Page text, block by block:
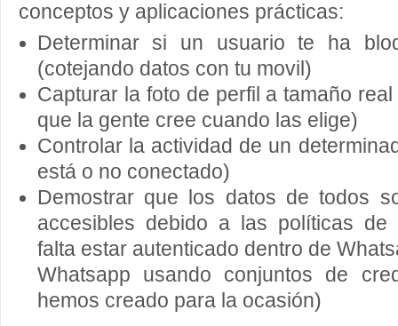
conceptos y aplicaciones prácticas:
Determinar si un usuario te ha
(cotejando datos con tu movil)
Capturar la foto de perfil a tamaño
que la gente cree cuando las elige)
Controlar la actividad de un
está o no conectado)
Demostrar que los datos de todos
accesibles debido a las políticas de
falta estar autenticado dentro de
Whatsapp usando conjuntos de
hemos creado para la ocasión)